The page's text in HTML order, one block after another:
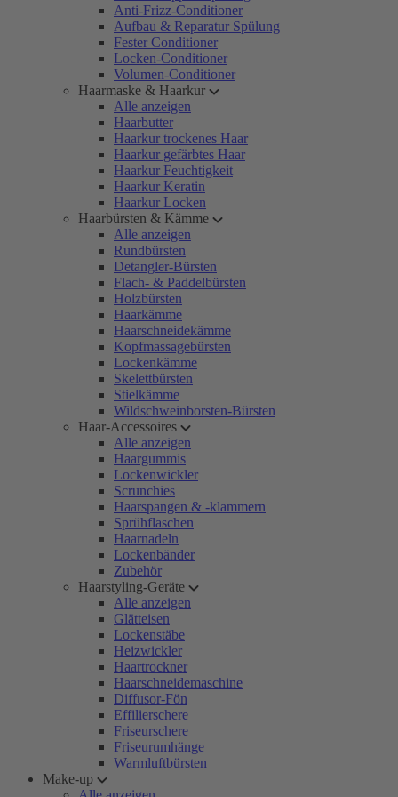
Anti-Frizz-Conditioner
Aufbau & Reparatur Spülung
Fester Conditioner
Locken-Conditioner
Volumen-Conditioner
Haarmaske & Haarkur
Alle anzeigen
Haarbutter
Haarkur trockenes Haar
Haarkur gefärbtes Haar
Haarkur Feuchtigkeit
Haarkur Keratin
Haarkur Locken
Haarbürsten & Kämme
Alle anzeigen
Rundbürsten
Detangler-Bürsten
Flach- & Paddelbürsten
Holzbürsten
Haarkämme
Haarschneidekämme
Kopfmassagebürsten
Lockenkämme
Skelettbürsten
Stielkämme
Wildschweinborsten-Bürsten
Haar-Accessoires
Alle anzeigen
Haargummis
Lockenwickler
Scrunchies
Haarspangen & -klammern
Sprühflaschen
Haarnadeln
Lockenbänder
Zubehör
Haarstyling-Geräte
Alle anzeigen
Glätteisen
Lockenstäbe
Heizwickler
Haartrockner
Haarschneidemaschine
Diffusor-Fön
Effilierschere
Friseurschere
Friseurumhänge
Warmluftbürsten
Make-up